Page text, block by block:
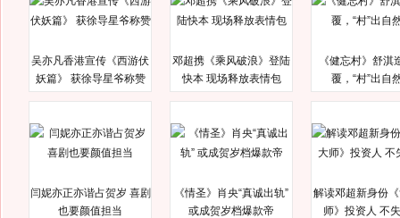
吴亦凡香港宣传《西游伏
妖篇》 获徐导星爷称赞
邓超携《乘风破浪》登陆
快本 现场释放表情包
《健忘村》舒淇
覆，“村”出自
闫妮亦正亦谐占贺岁 喜剧
也要颜值担当
《情圣》肖央“真诚出轨”
或成贺岁档爆款帝
解读邓超新身份
师》投资人 不